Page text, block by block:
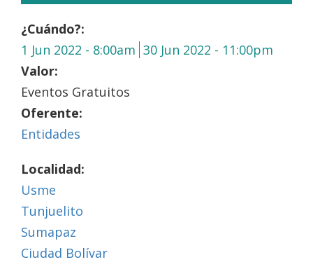
¿Cuándo?:
1 Jun 2022 - 8:00am 30 Jun 2022 - 11:00pm
Valor:
Eventos Gratuitos
Oferente:
Entidades
Localidad:
Usme
Tunjuelito
Sumapaz
Ciudad Bolívar